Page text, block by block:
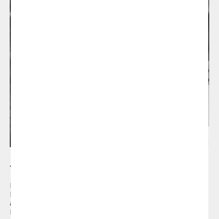
Yago Sarri
Diseñador industrial en la escuela Elisava de
Barcelona (1989), en 1990 obtuvo el diploma en
artes aplicadas y profesiones artísticas de La
Llotja. En 1989 comenzó su colaboración con el